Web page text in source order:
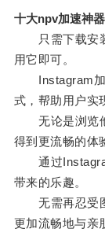
十大npv加速神器
只需下载安装
用它即可。
Instagram加
式，帮助用户实
无论是浏览他
得到更流畅的体
通过
带来的乐趣。
无需再忍受图
更加流畅地与亲